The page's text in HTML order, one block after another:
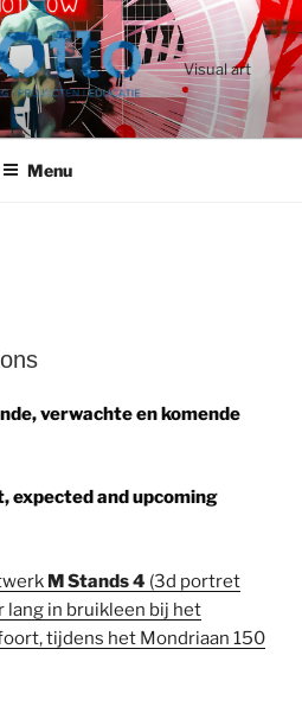
Visual art
Menu
verwachte en komende
expected and upcoming
M Stands 4 (3d portret
lang in bruikleen bij het
tijdens het Mondriaan 150